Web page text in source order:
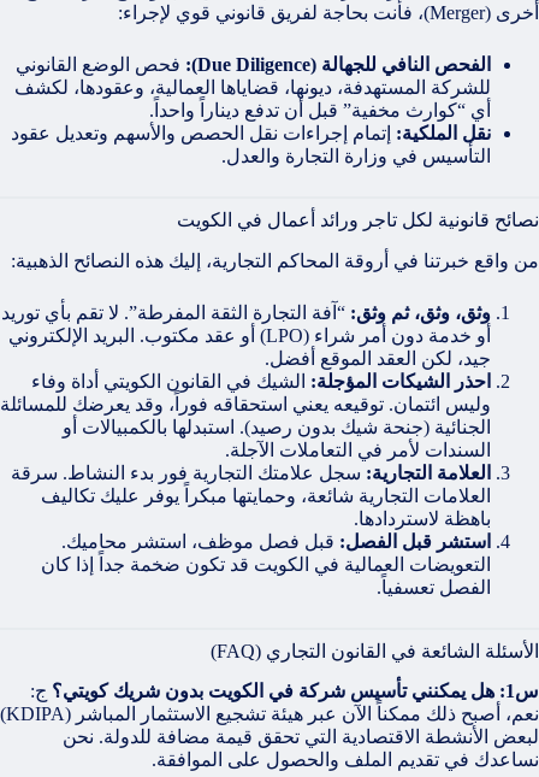
أخرى (Merger)، فأنت بحاجة لفريق قانوني قوي لإجراء:
الفحص النافي للجهالة (Due Diligence):
فحص الوضع القانوني
للشركة المستهدفة، ديونها، قضاياها العمالية، وعقودها، لكشف
أي “كوارث مخفية” قبل أن تدفع ديناراً واحداً.
نقل الملكية: إتمام إجراءات نقل الحصص والأسهم وتعديل عقود
التأسيس في وزارة التجارة والعدل.
نصائح قانونية لكل تاجر ورائد أعمال في الكويت
من واقع خبرتنا في أروقة المحاكم التجارية، إليك هذه النصائح الذهبية:
وثق، وثق، ثم وثق: “آفة التجارة الثقة المفرطة”. لا تقم بأي توريد
أو خدمة دون أمر شراء (LPO) أو عقد مكتوب. البريد الإلكتروني
جيد، لكن العقد الموقع أفضل.
احذر الشيكات المؤجلة: الشيك في القانون الكويتي أداة وفاء
وليس ائتمان. توقيعه يعني استحقاقه فوراً، وقد يعرضك للمسائلة
الجنائية (جنحة شيك بدون رصيد). استبدلها بالكمبيالات أو
السندات لأمر في التعاملات الآجلة.
العلامة التجارية: سجل علامتك التجارية فور بدء النشاط. سرقة
العلامات التجارية شائعة، وحمايتها مبكراً يوفر عليك تكاليف
باهظة لاستردادها.
استشر قبل الفصل: قبل فصل موظف، استشر محاميك.
التعويضات العمالية في الكويت قد تكون ضخمة جداً إذا كان
الفصل تعسفياً.
الأسئلة الشائعة في القانون التجاري (FAQ)
س1: هل يمكنني تأسيس شركة في الكويت بدون شريك كويتي؟
ج:
نعم، أصبح ذلك ممكناً الآن عبر هيئة تشجيع الاستثمار المباشر (KDIPA)
لبعض الأنشطة الاقتصادية التي تحقق قيمة مضافة للدولة. نحن
نساعدك في تقديم الملف والحصول على الموافقة.